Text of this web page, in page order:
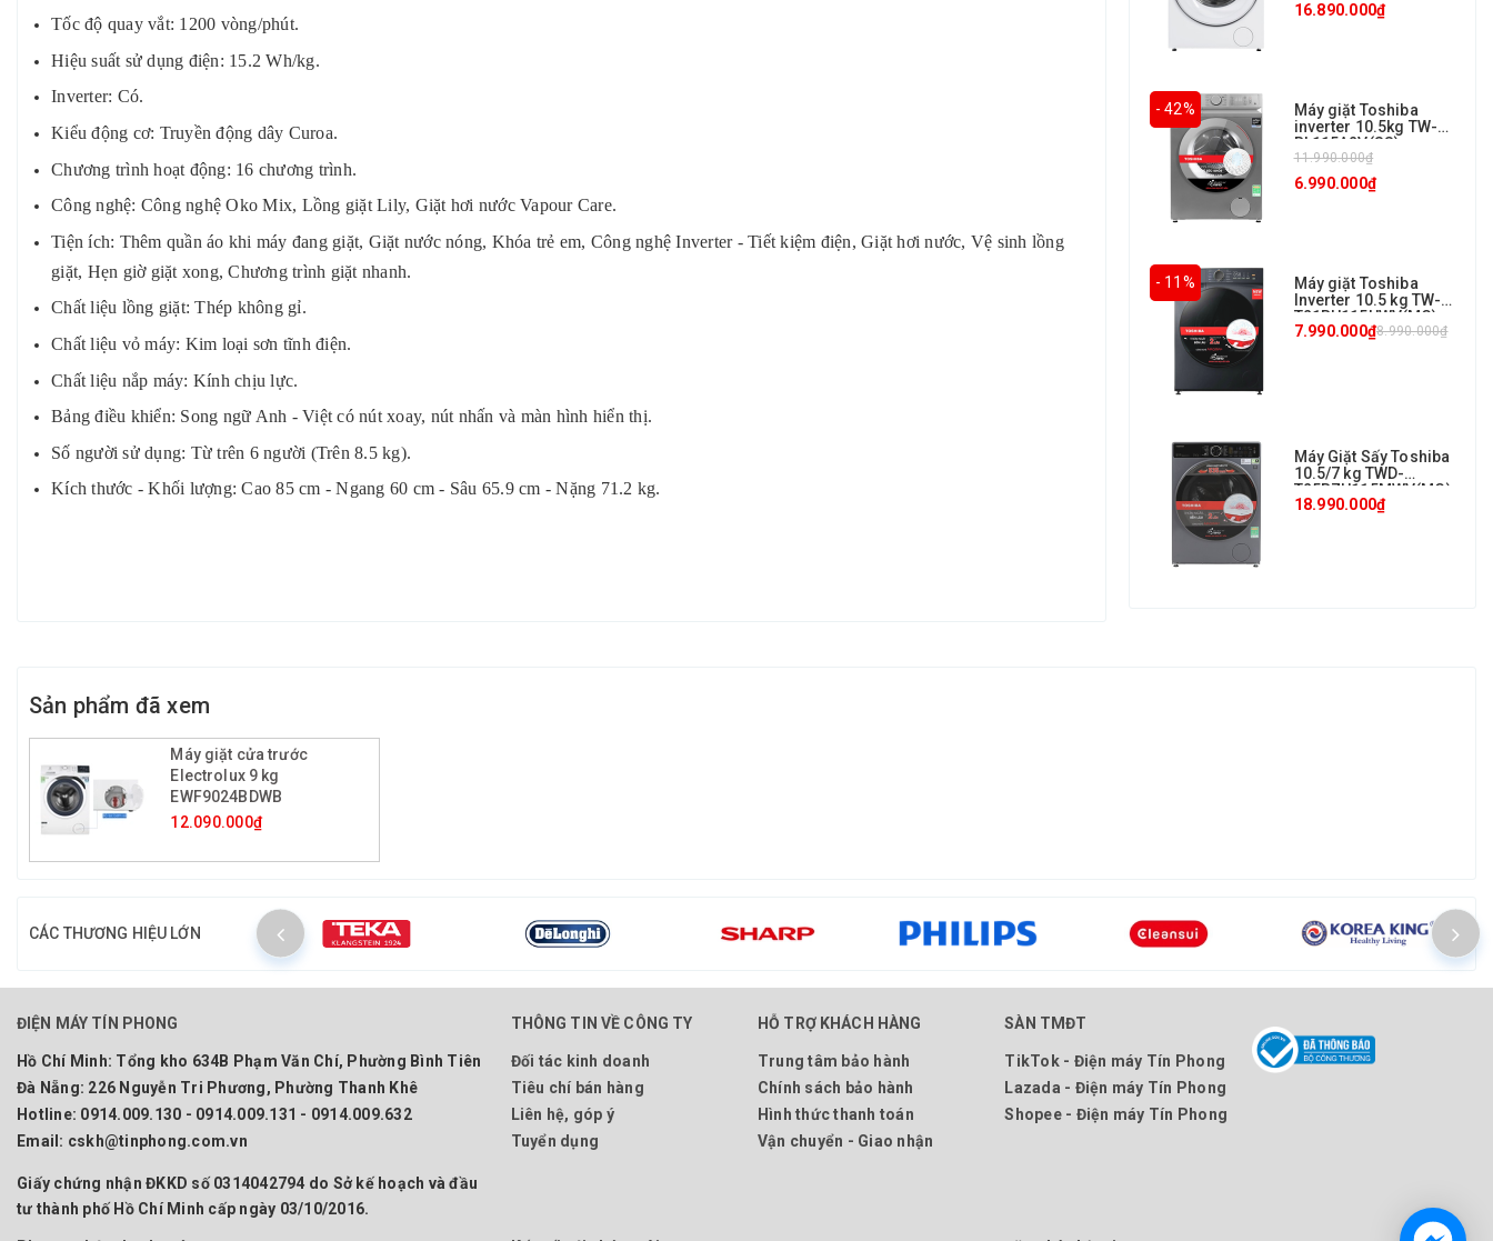
Tốc độ quay vắt: 1200 vòng/phút.
Hiệu suất sử dụng điện: 15.2 Wh/kg.
Inverter: Có.
Kiểu động cơ: Truyền động dây Curoa.
Chương trình hoạt động: 16 chương trình.
Công nghệ: Công nghệ Oko Mix, Lồng giặt Lily, Giặt hơi nước Vapour Care.
Tiện ích: Thêm quần áo khi máy đang giặt, Giặt nước nóng, Khóa trẻ em, Công nghệ Inverter - Tiết kiệm điện, Giặt hơi nước, Vệ sinh lồng
giặt, Hẹn giờ giặt xong, Chương trình giặt nhanh.
Chất liệu lồng giặt: Thép không gỉ.
Chất liệu vỏ máy: Kim loại sơn tĩnh điện.
Chất liệu nắp máy: Kính chịu lực.
Bảng điều khiển: Song ngữ Anh - Việt có nút xoay, nút nhấn và màn hình hiển thị.
Số người sử dụng: Từ trên 6 người (Trên 8.5 kg).
Kích thước - Khối lượng: Cao 85 cm - Ngang 60 cm - Sâu 65.9 cm - Nặng 71.2 kg.
16.890.000₫
- 42%
Máy giặt Toshiba
inverter 10.5kg TW-
BL115A2V(SS)
11.990.000₫
6.990.000₫
- 11%
Máy giặt Toshiba
Inverter 10.5 kg TW-
T21BU115UWV(MG)
8.990.000₫
7.990.000₫
Máy Giặt Sấy Toshiba
10.5/7 kg TWD-
T25BZU115MWV(MG)
18.990.000₫
Sản phẩm đã xem
Máy giặt cửa trước
Electrolux 9 kg
EWF9024BDWB
12.090.000₫
CÁC THƯƠNG HIỆU LỚN
ĐIỆN MÁY TÍN PHONG
Hồ Chí Minh: Tổng kho 634B Phạm Văn Chí, Phường Bình Tiên
Đà Nẵng: 226 Nguyễn Tri Phương, Phường Thanh Khê
Hotline: 0914.009.130 - 0914.009.131 - 0914.009.632
Email: cskh@tinphong.com.vn
Giấy chứng nhận ĐKKD số 0314042794 do Sở kế hoạch và đầu
tư thành phố Hồ Chí Minh cấp ngày 03/10/2016.
THÔNG TIN VỀ CÔNG TY
Đối tác kinh doanh
Tiêu chí bán hàng
Liên hệ, góp ý
Tuyển dụng
HỖ TRỢ KHÁCH HÀNG
Trung tâm bảo hành
Chính sách bảo hành
Hình thức thanh toán
Vận chuyển - Giao nhận
SÀN TMĐT
TikTok - Điện máy Tín Phong
Lazada - Điện máy Tín Phong
Shopee - Điện máy Tín Phong